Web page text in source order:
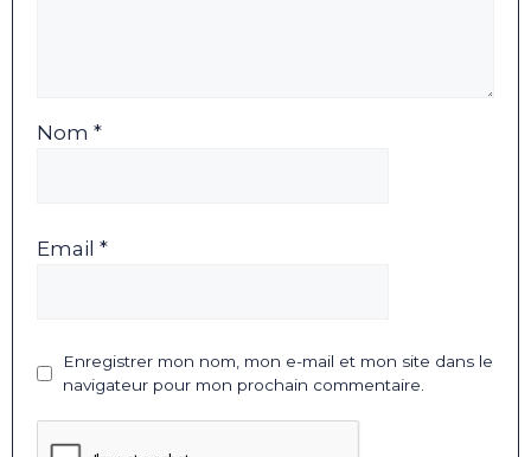
Nom *
Email *
Enregistrer mon nom, mon e-mail et mon site dans le
navigateur pour mon prochain commentaire.